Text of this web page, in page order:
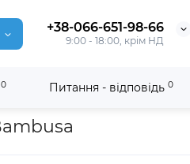
+38-066-651-98-66
9:00 - 18:00, крім НД
0 Питання - відповідь 0